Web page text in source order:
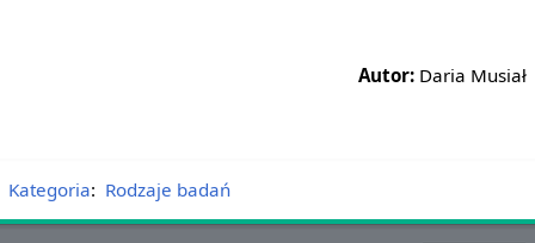
Autor: Daria Musiał
Kategoria: Rodzaje badań